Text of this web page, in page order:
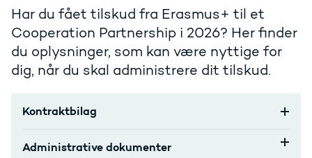
Har du fået tilskud fra Erasmus+ til et
Cooperation Partnership i 2026? Her finder
du oplysninger, som kan være nyttige for
dig, når du skal administrere dit tilskud.
Kontraktbilag
Administrative dokumenter